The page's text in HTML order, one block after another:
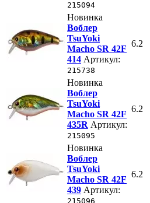
215094
Новинка
Воблер
TsuYoki
Macho SR 42F
414 Артикул:
215738
6.2
Новинка
Воблер
TsuYoki
Macho SR 42F
435R Артикул:
215095
6.2
Новинка
Воблер
TsuYoki
Macho SR 42F
439 Артикул:
215096
6.2